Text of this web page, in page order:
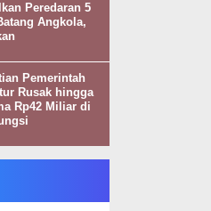
Peredaran 5
Angkola,
Pemerintah
Rusak hingga
Rp42 Miliar di